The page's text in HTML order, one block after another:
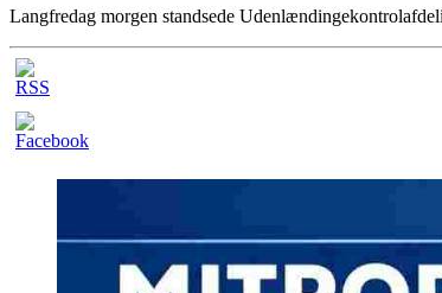
Langfredag morgen standsede